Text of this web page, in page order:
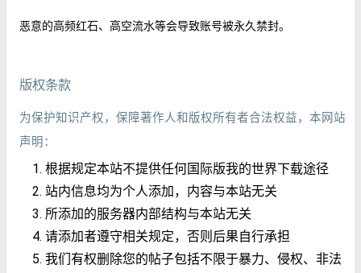
恶意的高频红石、高空流水等会导致账号被永久禁封。
版权条款
为保护知识产权，保障著作人和版权所有者合法权益，本网站
声明：
根据规定本站不提供任何国际版我的世界下载途径
站内信息均为个人添加，内容与本站无关
所添加的服务器内部结构与本站无关
请添加者遵守相关规定，否则后果自行承担
我们有权删除您的帖子包括不限于暴力、侵权、非法